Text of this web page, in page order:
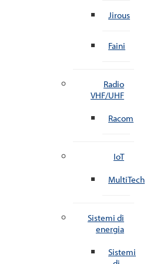
Jirous
Faini
Radio
VHF/UHF
Racom
IoT
MultiTech
Sistemi di
energia
Sistemi